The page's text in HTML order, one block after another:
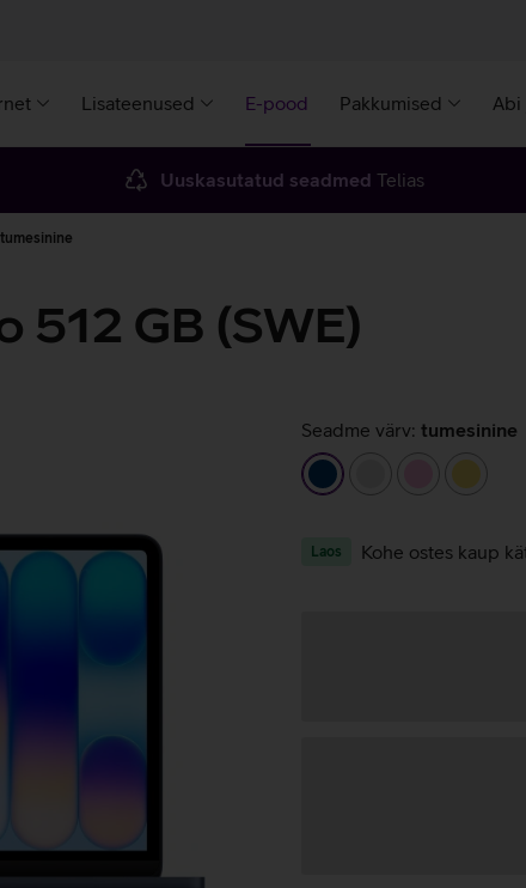
Lisateenused E-pood Pakkumised Abi
Uuskasutatud seadmed Telias
512 GB (SWE)
Seadme värv: tumesinine
tumesininehõbedaneheleroosakollane
Laos Kohe ostes kaup